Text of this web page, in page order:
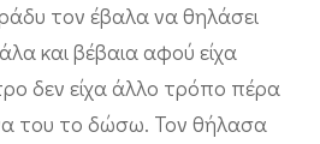
τον έβαλα να θηλάσει
και βέβαια αφού είχα
δεν είχα άλλο τρόπο πέρα
του το δώσω. Τον θήλασα